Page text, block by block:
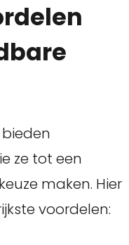
ze tot een
maken. Hier
voordelen: